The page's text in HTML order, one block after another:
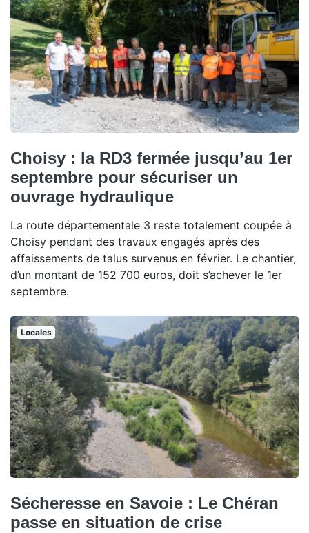
Choisy : la RD3 fermée jusqu’au 1er
septembre pour sécuriser un
ouvrage hydraulique
La route départementale 3 reste totalement coupée à
Choisy pendant des travaux engagés après des
affaissements de talus survenus en février. Le chantier,
d’un montant de 152 700 euros, doit s’achever le 1er
septembre.
Locales
Sécheresse en Savoie : Le Chéran
passe en situation de crise